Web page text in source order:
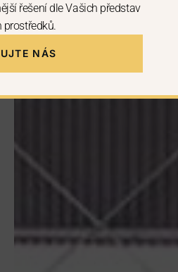
řešení dle Vašich představ
NÁS